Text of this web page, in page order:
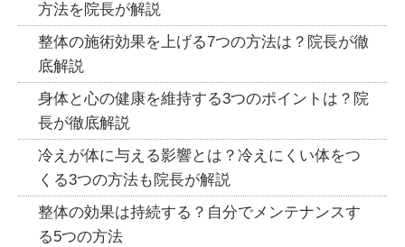
方法を院長が解説
整体の施術効果を上げる7つの方法は？院長が徹
底解説
身体と心の健康を維持する3つのポイントは？院
長が徹底解説
冷えが体に与える影響とは？冷えにくい体をつ
くる3つの方法も院長が解説
整体の効果は持続する？自分でメンテナンスす
る5つの方法